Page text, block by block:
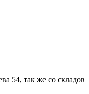
54, так же со складов